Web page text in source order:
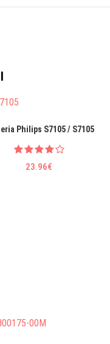
Philips S7105 / S7105
23.96€